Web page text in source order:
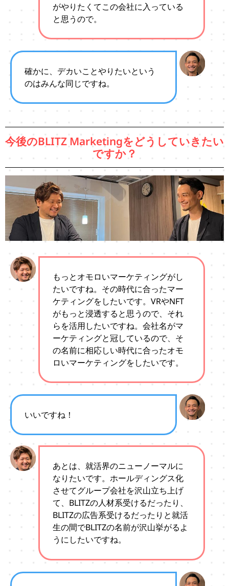
がやりたくてこの会社に入っている
と思うので。
確かに、デカいことやりたいという
のはみんな同じですね。
今後のBLITZ Marketingをどうしていきたい
ですか？
もっとオモロいマーケティングがし
たいですね。その時代に合ったマー
ケティングをしたいです。VRやNFT
がもっと浸透すると思うので、それ
らを活用したいですね。会社名がマ
ーケティングと冠しているので、そ
の名前に相応しい時代に合ったオモ
ロいマーケティングをしたいです。
いいですね！
あとは、就活界のニューノーマルに
なりたいです。ホールディングス化
させてグループ会社を沢山立ち上げ
て、BLITZの人材系受けるだったり、
BLITZの広告系受けるだったりと就活
生の間でBLITZの名前が沢山挙がるよ
うにしたいですね。